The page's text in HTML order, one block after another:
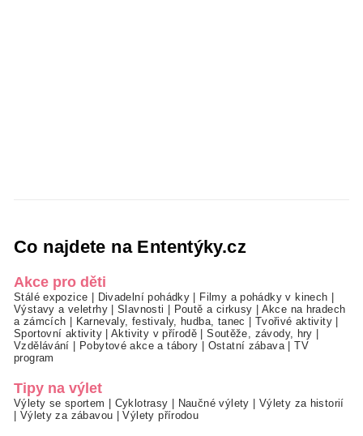
Co najdete na Ententýky.cz
Akce pro děti
Stálé expozice Divadelní pohádky Filmy a pohádky v kinech
Výstavy a veletrhy|Slavnosti Poutě a cirkusy
Akce na hradech
a zámcích
Karnevaly, festivaly, hudba, tanec Tvořivé aktivity
Sportovní aktivity|Aktivity v přírodě |Soutěže, závody, hry
Vzdělávání
Pobytové akce a tábory Ostatní zábava |TV
program
Tipy na výlet
Výlety se sportem Cyklotrasy Naučné výlety
Výlety za historií
Výlety za zábavou |Výlety přírodou